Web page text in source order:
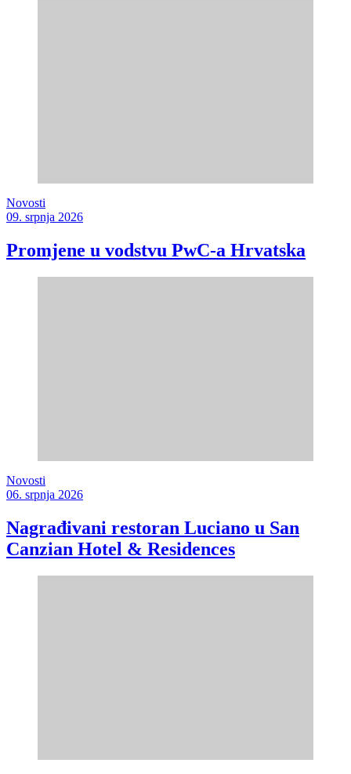
Novosti
09. srpnja 2026
Promjene u vodstvu PwC-a Hrvatska
Novosti
06. srpnja 2026
Nagrađivani restoran Luciano u San
Canzian Hotel & Residences